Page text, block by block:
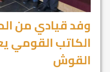
وفد قيادي من
الكاتب القومي
القوش